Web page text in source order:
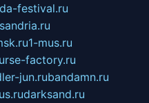
festival.ru
1-mus.ru
factory.ru
jun.rubandamn.ru
darksand.ru